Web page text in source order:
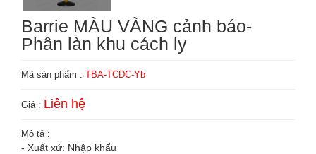
Barrie MÀU VÀNG cảnh báo-
Phân làn khu cách ly
Mã sản phẩm : TBA-TCDC-Yb
Giá : Liên hệ
Mô tả :
- Xuất xứ: Nhập khẩu